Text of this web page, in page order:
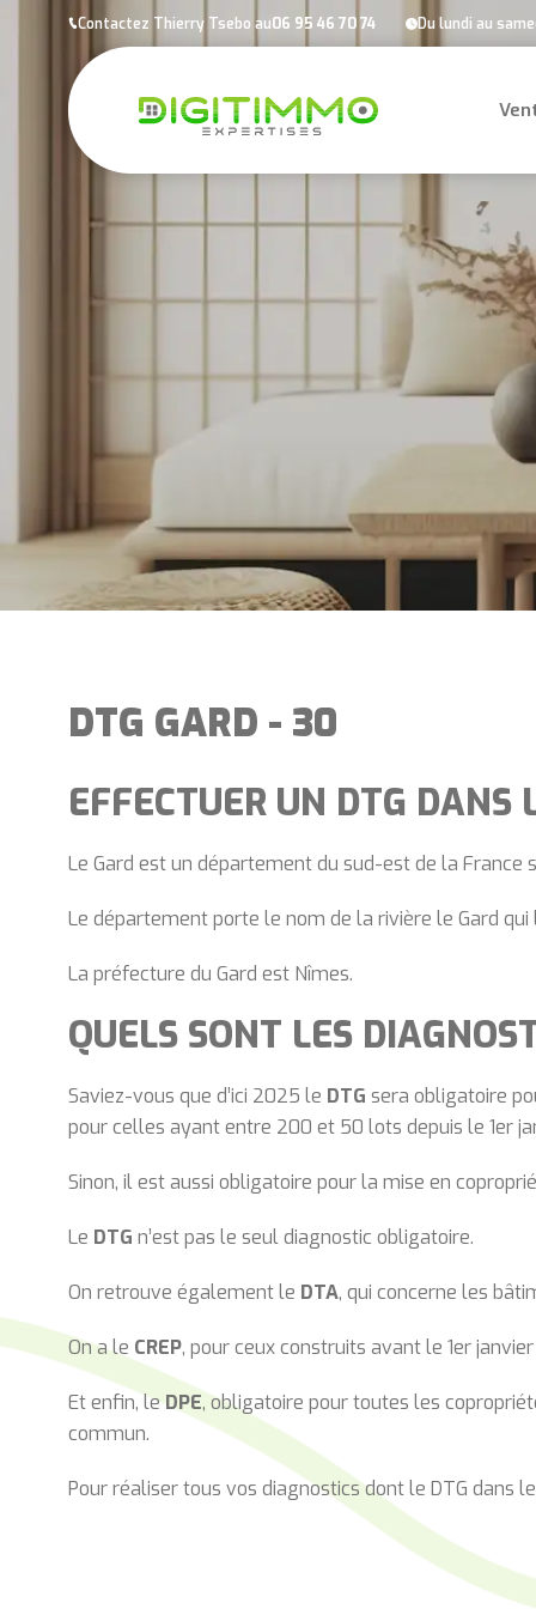
Contactez Thierry Tsebo au06 95 46 70 74 Du lundi au
DTG GARD - 30
EFFECTUER UN DTG DANS
Le Gard est un département du sud-est de la France
Le département porte le nom de la rivière le Gard
La préfecture du Gard est Nîmes.
QUELS SONT LES
Saviez-vous que d’ici 2025 le DTG sera obligatoire
pour celles ayant entre 200 et 50 lots depuis le 1er
Sinon, il est aussi obligatoire pour la mise en
Le DTG n’est pas le seul diagnostic obligatoire.
On retrouve également le DTA, qui concerne les
On a le CREP, pour ceux construits avant le 1er
Et enfin, leDPE, obligatoire pour toutes les
commun.
Pour réaliser tous vos diagnostics dont le DTG dans
Panneau de gestion des cookies